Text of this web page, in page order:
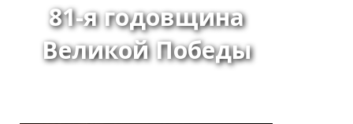
81-я годовщина
Великой Победы